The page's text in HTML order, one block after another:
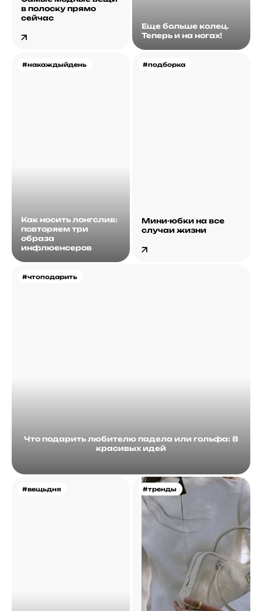
в полоску прямо
сейчас
Еще больше колец.
Теперь и на ногах!
#накаждыйдень
Как носить лонгслив:
повторяем три
образа
инфлюенсеров
#чтоподарить
Что подарить любителю падела или гольфа: 8
красивых идей
#подборка
Мини-юбки на все
случаи жизни
#вещьдня #тренды